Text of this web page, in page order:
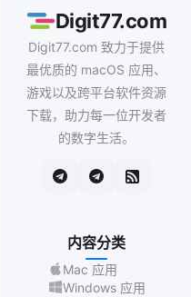
Digit77.com
Digit77.com 致力于提供
最优质的 macOS 应用、
游戏以及跨平台软件资源
下载，助力每一位开发者
的数字生活。
内容分类
Mac 应用
Windows 应用